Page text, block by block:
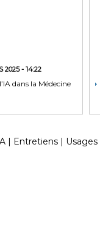
2025 - 14:22
dans la Médecine
| Entretiens | Usages